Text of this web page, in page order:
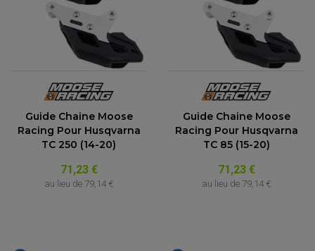
Guide Chaine Moose
Racing Pour Husqvarna
TC 250 (14-20)
71,23 €
au lieu de 79,14 €
Guide Chaine Moose
Racing Pour Husqvarna
TC 85 (15-20)
71,23 €
au lieu de 79,14 €